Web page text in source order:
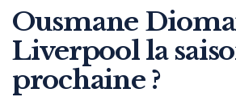
Ousmane
Liverpool la
prochaine ?